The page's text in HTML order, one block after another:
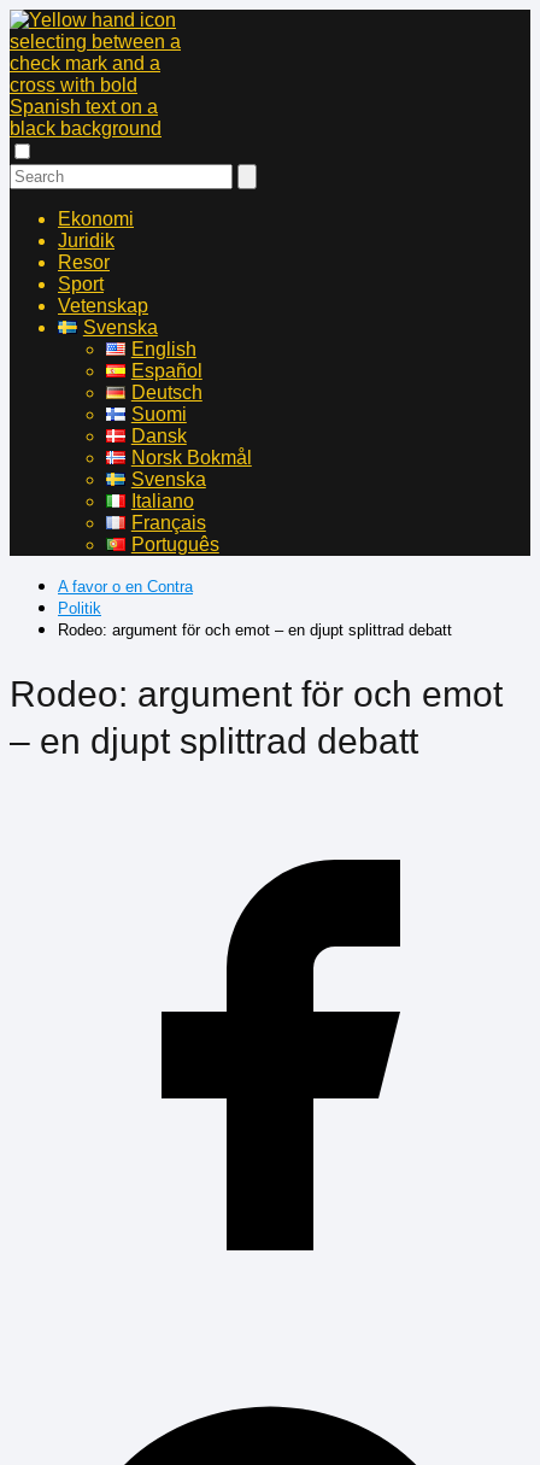
Ekonomi
Juridik
Resor
Sport
Vetenskap
Svenska
English
Español
Deutsch
Suomi
Dansk
Norsk Bokmål
Svenska
Italiano
Français
Português
A favor o en Contra
Politik
Rodeo: argument för och emot – en djupt splittrad debatt
Rodeo: argument för och emot
– en djupt splittrad debatt